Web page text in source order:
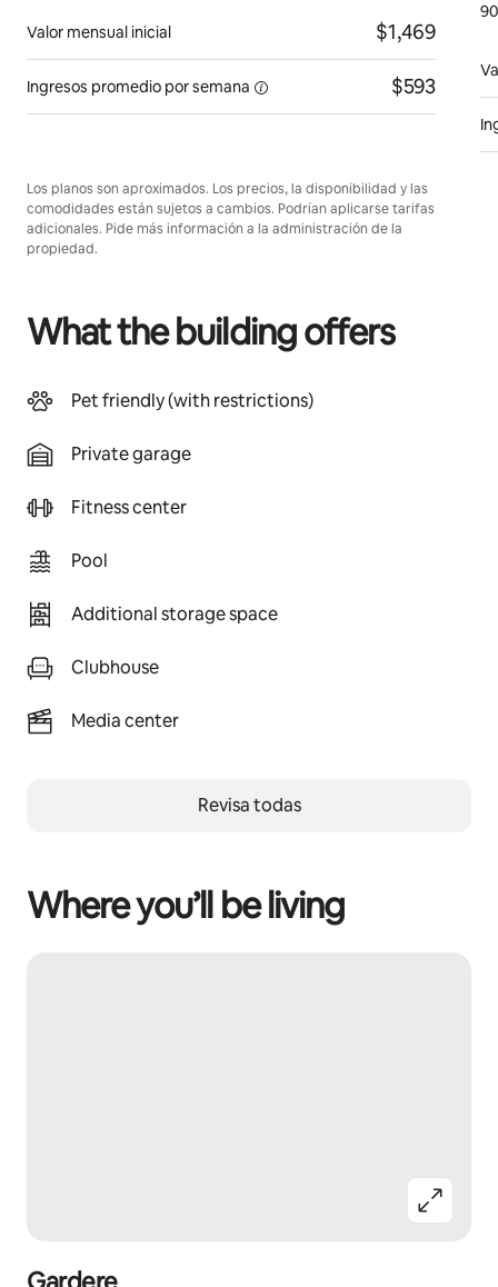
Valor mensual inicial $1,469
Ingresos promedio por semana $593
Los planos son aproximados. Los precios, la disponibilidad y las
comodidades están sujetos a cambios. Podrían aplicarse tarifas
adicionales. Pide más información a la administración de la
propiedad.
What the building offers
Pet friendly (with restrictions)
Private garage
Fitness center
Pool
Additional storage space
Clubhouse
Media center
Revisa todas
Where you’ll be living